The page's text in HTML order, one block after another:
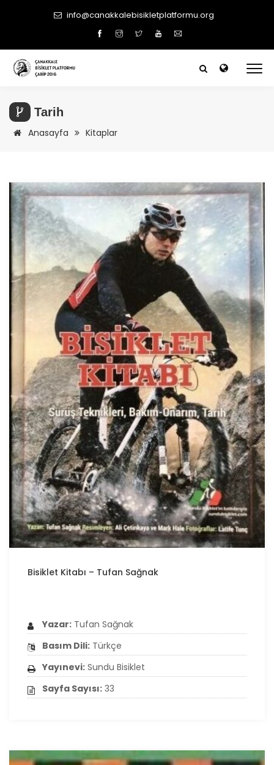
info@canakkalebisikletplatformu.org
Tarih
Anasayfa Kitaplar
Bisiklet Kitabı – Tufan Sağnak
Yazar: Tufan Sağnak
Basım Dili: Türkçe
Yayınevi: Sundu Bisiklet
Sayfa Sayısı: 33